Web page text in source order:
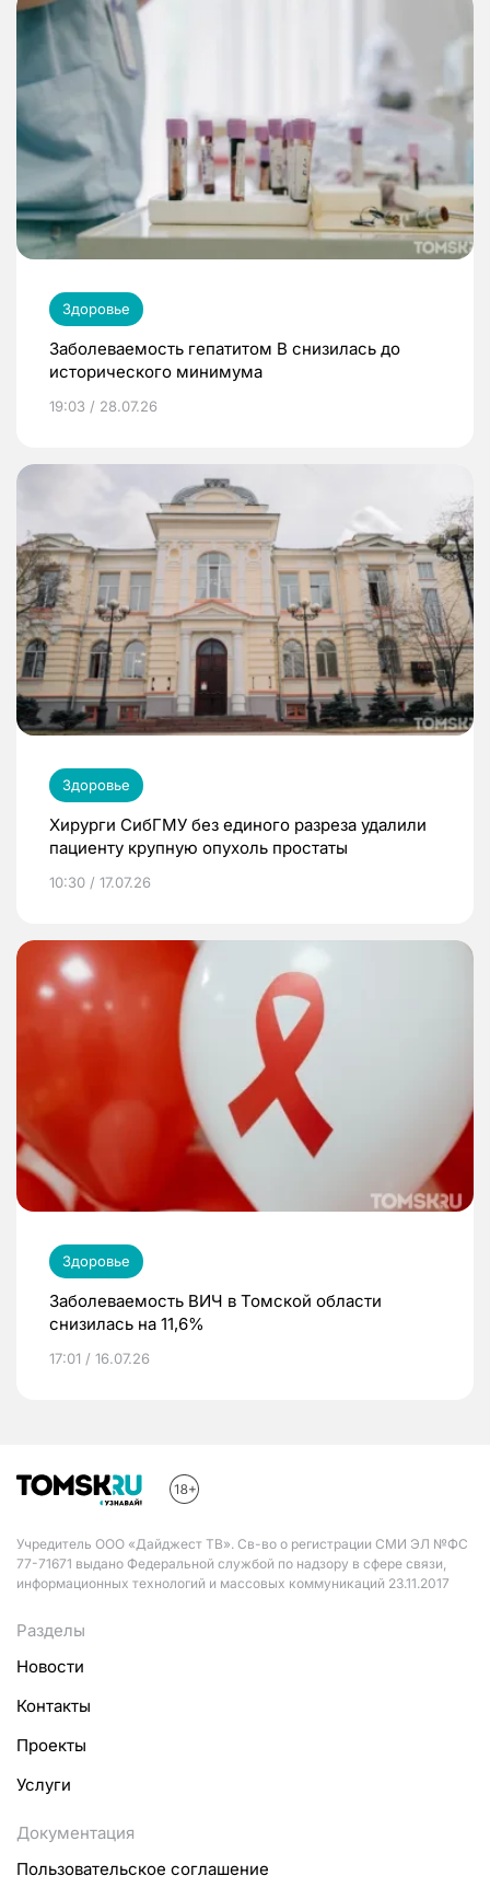
Здоровье
Заболеваемость гепатитом В снизилась до
исторического минимума
19:03 / 28.07.26
Здоровье
Хирурги СибГМУ без единого разреза удалили
пациенту крупную опухоль простаты
10:30 / 17.07.26
Здоровье
Заболеваемость ВИЧ в Томской области
снизилась на 11,6%
17:01 / 16.07.26
Учредитель ООО «Дайджест ТВ». Св-во о регистрации СМИ ЭЛ №ФС
77-71671 выдано Федеральной службой по надзору в сфере связи,
информационных технологий и массовых коммуникаций 23.11.2017
Разделы
Новости
Контакты
Проекты
Услуги
Документация
Пользовательское соглашение